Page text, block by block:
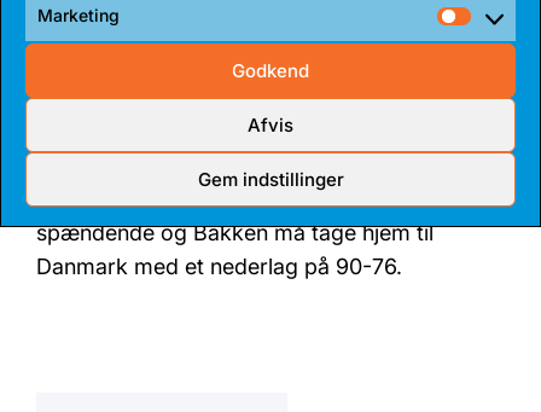
Marketing
Godkend
Afvis
Gem indstillinger
komme endnu tættere på, men i stedet ramte
Erkan Yalmaz en tre’er i den anden end og
lynhurtigt byggede Bahcesehir føringen op til
Kampens sidste minutter blev aldrig rigtigt
spændende og Bakken må tage hjem til
Danmark med et nederlag på 90-76.